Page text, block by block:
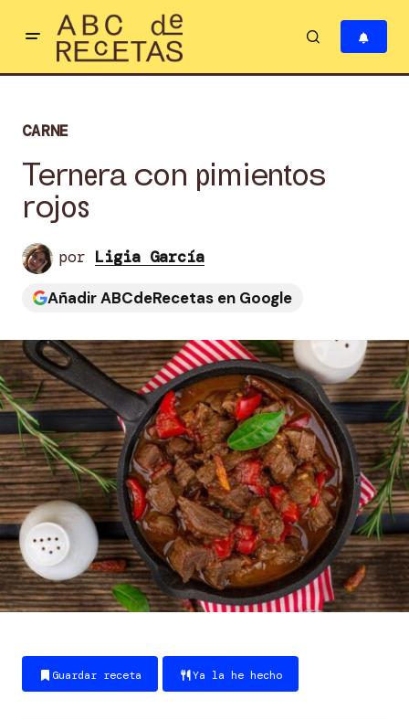
CARNE
Ternera con pimientos
rojos
por Ligia García
Añadir ABCdeRecetas en Google
Guardar receta Ya la he hecho